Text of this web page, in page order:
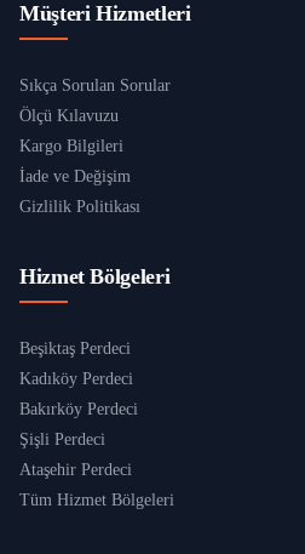
Müşteri Hizmetleri
Sıkça Sorulan Sorular
Ölçü Kılavuzu
Kargo Bilgileri
İade ve Değişim
Gizlilik Politikası
Hizmet Bölgeleri
Beşiktaş Perdeci
Kadıköy Perdeci
Bakırköy Perdeci
Şişli Perdeci
Ataşehir Perdeci
Tüm Hizmet Bölgeleri